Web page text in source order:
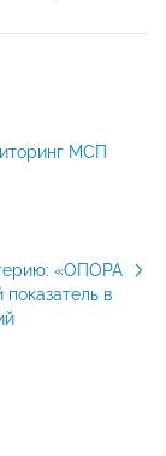
МСП
«ОПОРА
в